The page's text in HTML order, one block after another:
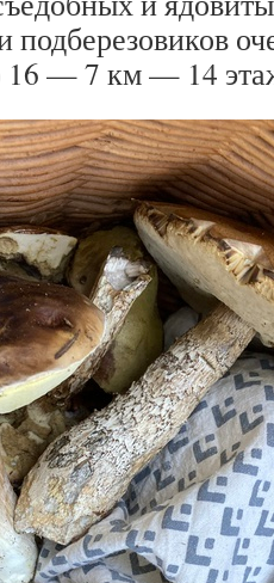
подберезовиков
— 7 км — 14